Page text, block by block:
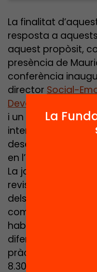
La finalitat
resposta a
aquest propòsit,
presència de
conferència
director Social-
Development Lab
i un dels més
internacionals en
desenvolupament
en l’àmbit dels
La jornada
revisions
dels programes
competències
habilitats
diferents espais
pràctiques al
8.30 – 9.00 h
La